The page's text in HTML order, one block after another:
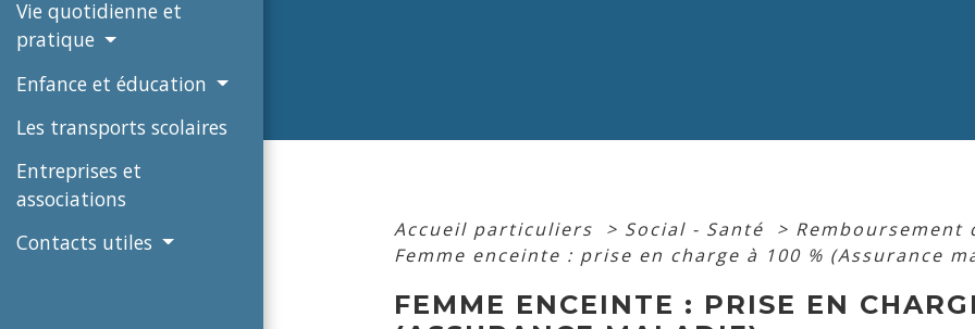
Vie quotidienne et
pratique
Enfance et éducation
Les transports scolaires
Entreprises et
associations
Contacts utiles
Accueil particuliers > Social - Santé > Remboursement
Femme enceinte : prise en charge à 100 % (Assurance
FEMME ENCEINTE : PRISE EN